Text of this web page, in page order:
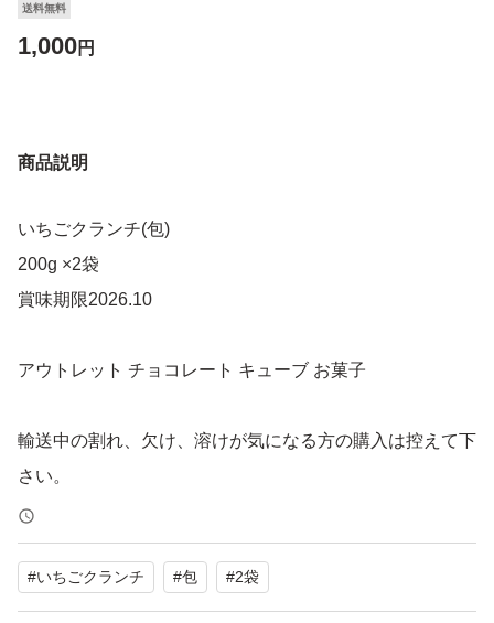
送料無料
1,000円
商品説明
いちごクランチ(包)
200g ×2袋
賞味期限2026.10
アウトレット チョコレート キューブ お菓子
輸送中の割れ、欠け、溶けが気になる方の購入は控えて下
さい。
ゆうパケットでの発送です。厚さがギリギリのため、緩衝
材なし、宅配ビニール袋の梱包となります。
#いちごクランチ #包 #2袋